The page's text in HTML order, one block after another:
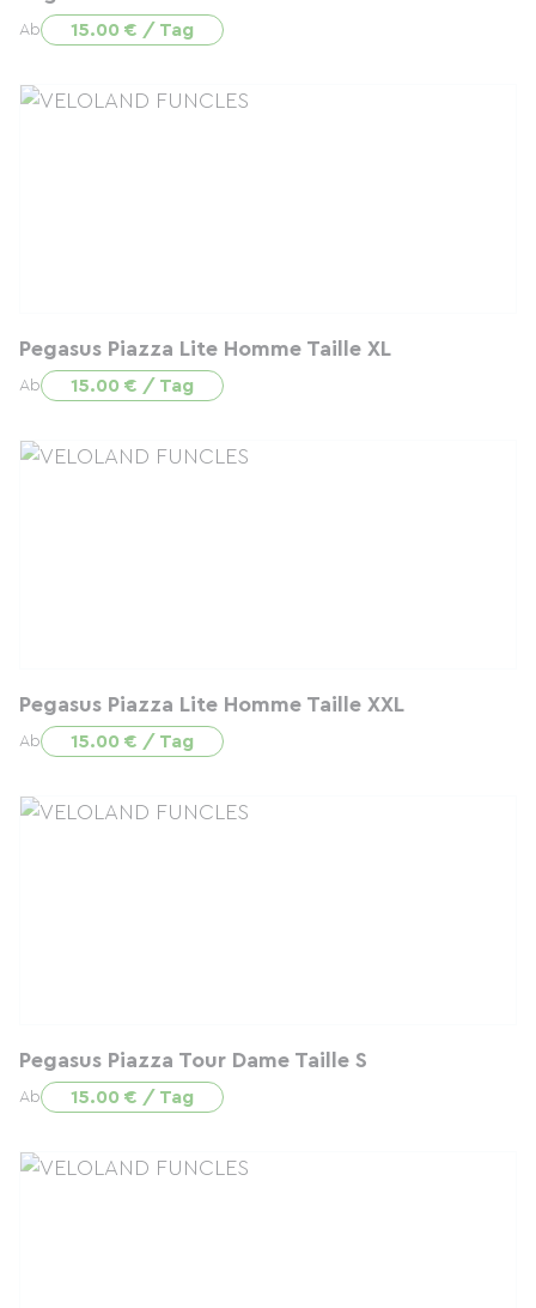
Ab 15.00 € / Tag
Pegasus Piazza Lite Homme Taille XL
Ab 15.00 € / Tag
Pegasus Piazza Lite Homme Taille XXL
Ab 15.00 € / Tag
Pegasus Piazza Tour Dame Taille S
Ab 15.00 € / Tag